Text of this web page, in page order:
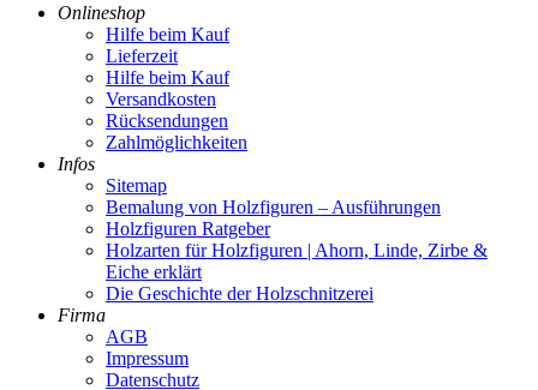
Onlineshop
Hilfe beim Kauf
Lieferzeit
Hilfe beim Kauf
Versandkosten
Rücksendungen
Zahlmöglichkeiten
Infos
Sitemap
Bemalung von Holzfiguren – Ausführungen
Holzfiguren Ratgeber
Holzarten für Holzfiguren | Ahorn, Linde, Zirbe &
Eiche erklärt
Die Geschichte der Holzschnitzerei
Firma
AGB
Impressum
Datenschutz